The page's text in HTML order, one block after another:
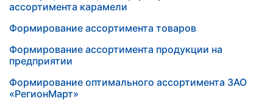
ассортимента карамели
Формирование ассортимента товаров
Формирование ассортимента продукции на
предприятии
Формирование оптимального ассортимента ЗАО
«РегионМарт»